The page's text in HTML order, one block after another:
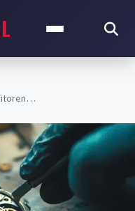
fitoren…